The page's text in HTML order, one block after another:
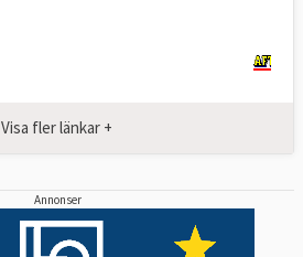
Visa fler länkar +
Annonser